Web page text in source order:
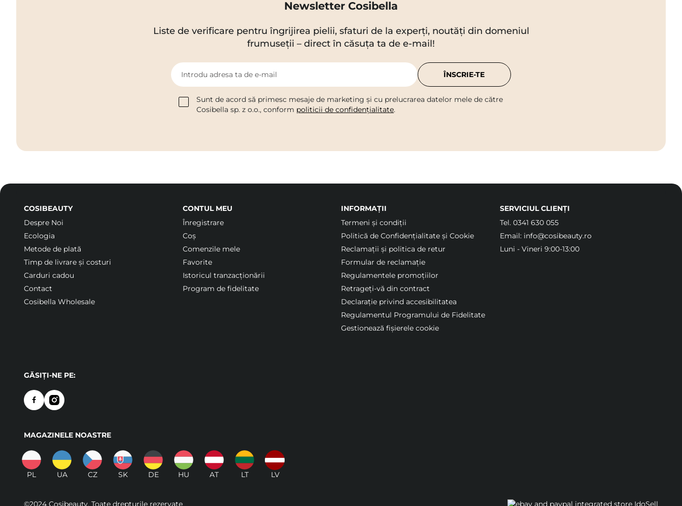
Newsletter Cosibella
Liste de verificare pentru îngrijirea pielii, sfaturi de la experți, noutăți din domeniul
frumuseții – direct în căsuța ta de e-mail!
Introdu adresa ta de e-mail
Sunt de acord să primesc mesaje de marketing și cu prelucrarea datelor mele de către
Cosibella sp. z o.o., conform politicii de confidențialitate.
ÎNSCRIE-TE
COSIBEAUTY
Despre Noi
Ecologia
Metode de plată
Timp de livrare și costuri
Carduri cadou
Contact
Cosibella Wholesale
CONTUL MEU
Înregistrare
Coș
Comenzile mele
Favorite
Istoricul tranzacționării
Program de fidelitate
INFORMAȚII
Termeni şi condiții
Politică de Confidențialitate și Cookie
Reclamații și politica de retur
Formular de reclamație
Regulamentele promoțiilor
Retrageți-vă din contract
Declarație privind accesibilitatea
Regulamentul Programului de Fidelitate
Gestionează fișierele cookie
SERVICIUL CLIENȚI
Tel. 0341 630 055
Email: info@cosibeauty.ro
Luni - Vineri 9:00-13:00
GĂSIȚI-NE PE:
MAGAZINELE NOASTRE
PL UA CZ SK DE HU AT LT LV
©2024 Cosibeauty. Toate drepturile rezervate